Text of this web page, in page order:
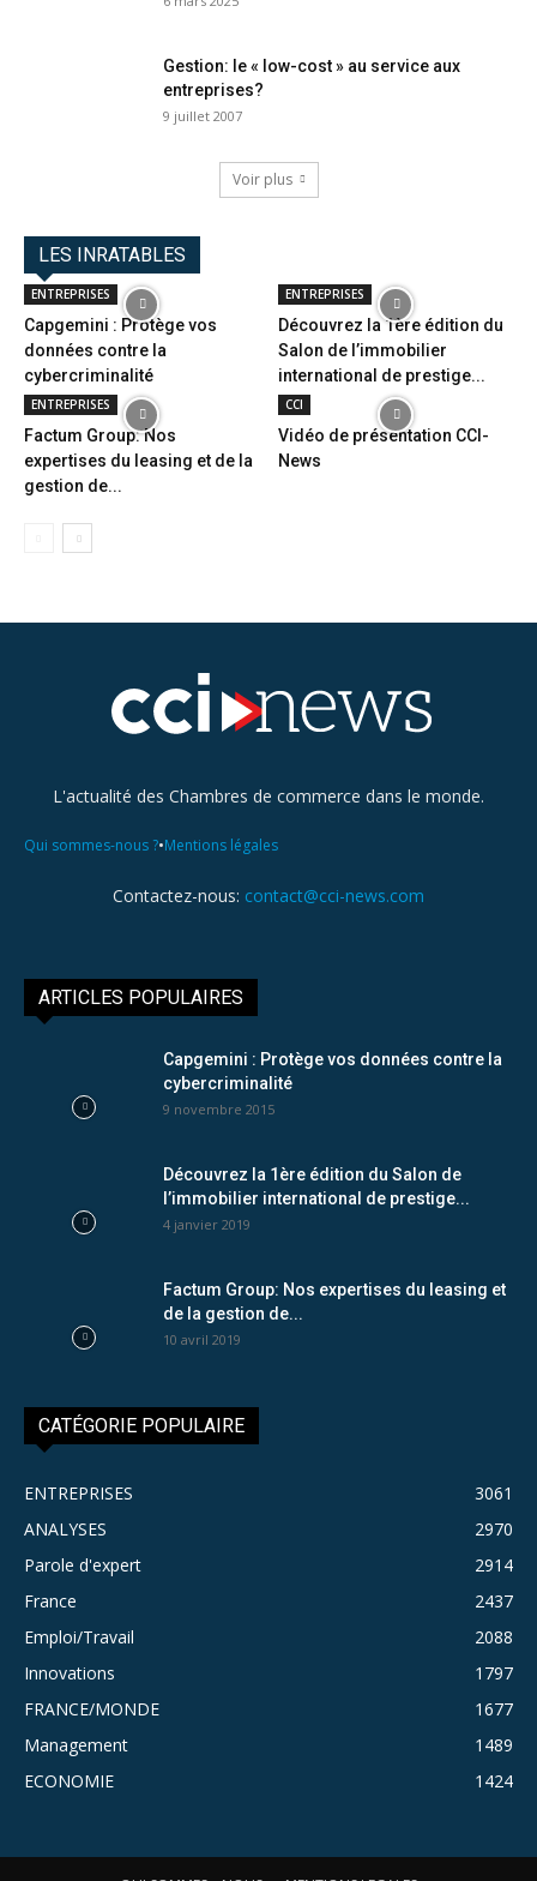
Gestion: le « low-cost » au service aux
entreprises?
9 juillet 2007
Voir plus
LES INRATABLES
ENTREPRISES
Capgemini : Protège vos
données contre la
cybercriminalité
ENTREPRISES
Découvrez la 1ère édition du
Salon de l’immobilier
international de prestige...
ENTREPRISES
Factum Group: Nos
expertises du leasing et de la
gestion de...
CCI
Vidéo de présentation CCI-
News
L'actualité des Chambres de commerce dans le monde.
Qui sommes-nous ?•Mentions légales
Contactez-nous: contact@cci-news.com
ARTICLES POPULAIRES
Capgemini : Protège vos données contre la
cybercriminalité
9 novembre 2015
Découvrez la 1ère édition du Salon de
l’immobilier international de prestige...
4 janvier 2019
Factum Group: Nos expertises du leasing et
de la gestion de...
10 avril 2019
CATÉGORIE POPULAIRE
ENTREPRISES
3061
ANALYSES
2970
Parole d'expert
2914
France
2437
Emploi/Travail
2088
Innovations
1797
FRANCE/MONDE
1677
Management
1489
ECONOMIE
1424